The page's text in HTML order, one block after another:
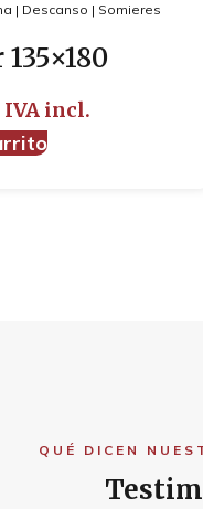
| Descanso | Somieres
IVA incl.
QUÉ DICEN